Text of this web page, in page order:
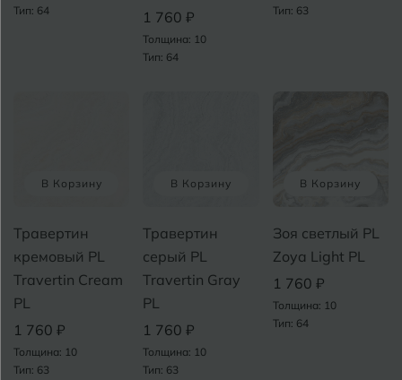
Тип: 64
1 760 ₽
Толщина: 10
Тип: 64
Тип: 63
В Корзину
Травертин
кремовый PL
Travertin Cream
PL
1 760 ₽
Толщина: 10
Тип: 63
В Корзину
Травертин
серый PL
Travertin Gray
PL
1 760 ₽
Толщина: 10
Тип: 63
В Корзину
Зоя светлый PL
Zoya Light PL
1 760 ₽
Толщина: 10
Тип: 64